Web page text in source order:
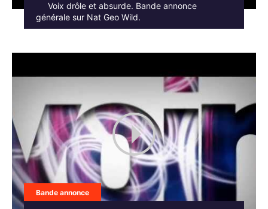
Voix drôle et absurde. Bande annonce
générale sur Nat Geo Wild.
Bande annonce